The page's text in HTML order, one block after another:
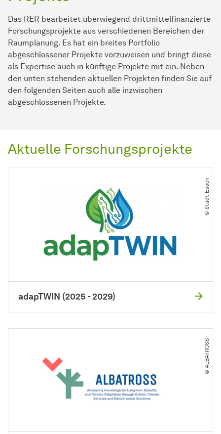
Das RER bearbeitet überwiegend drittmittelfinanzierte
Forschungsprojekte aus verschiedenen Bereichen der
Raumplanung. Es hat ein breites Portfolio
abgeschlossener Projekte vorzuweisen und bringt diese
als Expertise auch in künftige Projekte mit ein. Neben
den unten stehenden aktuellen Projekten finden Sie auf
den folgenden Seiten auch alle inzwischen
abgeschlossenen Projekte.
Aktuelle Forschungsprojekte
© Stadt Essen
adapTWIN (2025 - 2029)
© ALBATROSS